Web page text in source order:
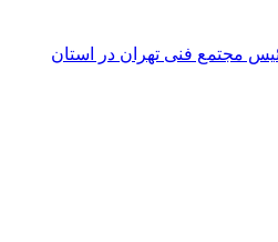
مجتمع فنی تهران در استان